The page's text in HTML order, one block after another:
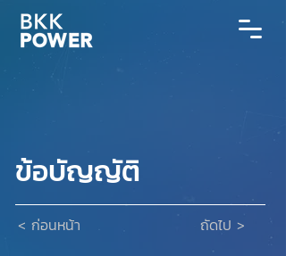
ข้อบัญญัติ
< ก่อนหน้า ถัดไป >